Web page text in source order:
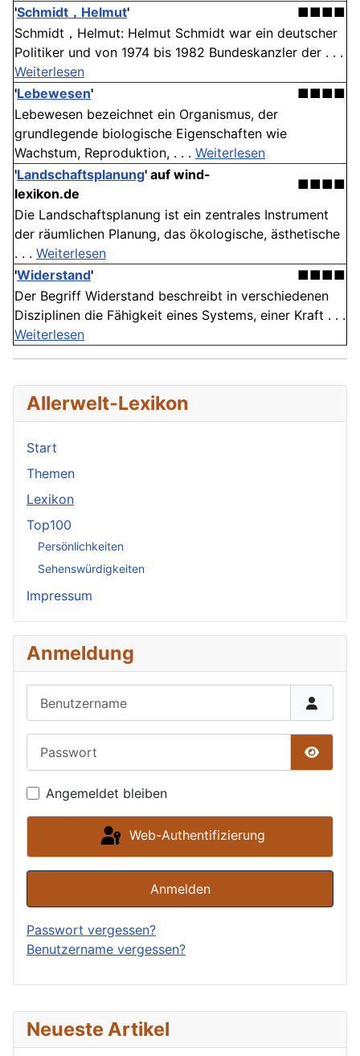
Neueste Artikel
'Schmidt，Helmut'
■■■■
Schmidt，Helmut: Helmut Schmidt war ein deutscher
Politiker und von 1974 bis 1982 Bundeskanzler der . . .
Weiterlesen
'Lebewesen'
■■■■
Lebewesen bezeichnet ein Organismus, der
grundlegende biologische Eigenschaften wie
Wachstum, Reproduktion, . . . Weiterlesen
'Landschaftsplanung' auf wind-
lexikon.de
■■■■
Die Landschaftsplanung ist ein zentrales Instrument
der räumlichen Planung, das ökologische, ästhetische
. . . Weiterlesen
'Widerstand'
■■■■
Der Begriff Widerstand beschreibt in verschiedenen
Disziplinen die Fähigkeit eines Systems, einer Kraft . . .
Weiterlesen
Allerwelt-Lexikon
Start
Themen
Lexikon
Top100
Persönlichkeiten
Sehenswürdigkeiten
Impressum
Anmeldung
Angemeldet bleiben
Web-Authentifizierung
Anmelden
Passwort vergessen?
Benutzername vergessen?